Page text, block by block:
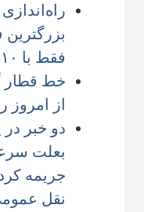
بزرگترین
فقط با ۱۰ دلار
خط قطار
از
دو خبر در
بعلت
جریمه
نقل